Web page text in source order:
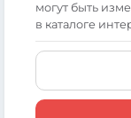
могут быть
в каталоге